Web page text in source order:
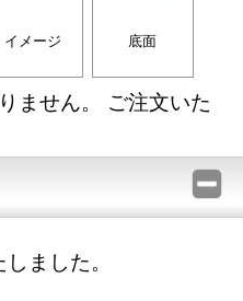
イメージ 底面
ません。 ご注文いた
ました。